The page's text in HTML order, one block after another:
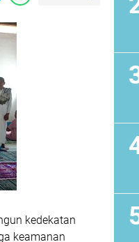
kedekatan
keamanan